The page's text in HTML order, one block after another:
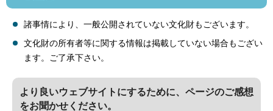
諸事情により、一般公開されていない文化財もございます。
文化財の所有者等に関する情報は掲載していない場合もござい
ます。ご了承下さい。
より良いウェブサイトにするために、ページのご感想
をお聞かせください。